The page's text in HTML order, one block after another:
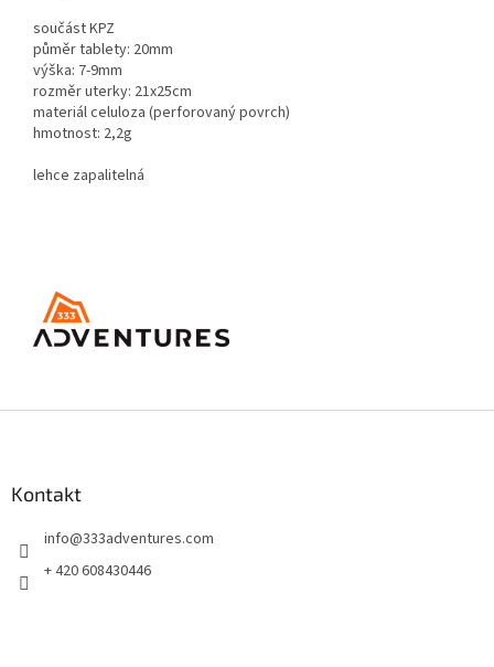
součást KPZ
půměr tablety: 20mm
výška: 7-9mm
rozměr uterky: 21x25cm
materiál celuloza (perforovaný povrch)
hmotnost: 2,2g
lehce zapalitelná
Kontakt
info@333adventures.com
+ 420 608430446